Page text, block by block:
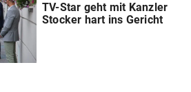
TV-Star geht mit Kanzler
Stocker hart ins Gericht